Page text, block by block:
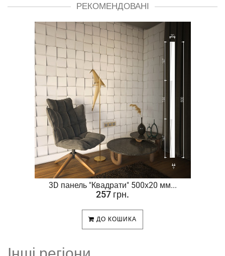
РЕКОМЕНДОВАНІ
3D панель "Квадрати" 500х20 мм...
257 грн.
ДО КОШИКА